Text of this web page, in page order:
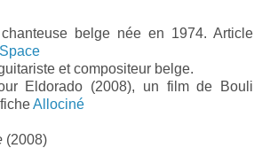
belge née en 1974. Article
et compositeur belge.
Eldorado (2008), un film de Bouli
Allociné
(2008)